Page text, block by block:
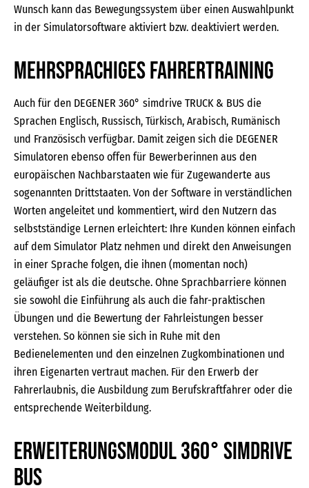
Wunsch kann das Bewegungssystem über einen Auswahlpunkt
in der Simulatorsoftware aktiviert bzw. deaktiviert werden.
Mehrsprachiges Fahrertraining
Auch für den DEGENER 360° simdrive TRUCK & BUS die
Sprachen Englisch, Russisch, Türkisch, Arabisch, Rumänisch
und Französisch verfügbar. Damit zeigen sich die DEGENER
Simulatoren ebenso offen für Bewerberinnen aus den
europäischen Nachbarstaaten wie für Zugewanderte aus
sogenannten Drittstaaten. Von der Software in verständlichen
Worten angeleitet und kommentiert, wird den Nutzern das
selbstständige Lernen erleichtert: Ihre Kunden können einfach
auf dem Simulator Platz nehmen und direkt den Anweisungen
in einer Sprache folgen, die ihnen (momentan noch)
geläufiger ist als die deutsche. Ohne Sprachbarriere können
sie sowohl die Einführung als auch die fahr-praktischen
Übungen und die Bewertung der Fahrleistungen besser
verstehen. So können sie sich in Ruhe mit den
Bedienelementen und den einzelnen Zugkombinationen und
ihren Eigenarten vertraut machen. Für den Erwerb der
Fahrerlaubnis, die Ausbildung zum Berufskraftfahrer oder die
entsprechende Weiterbildung.
Erweiterungsmodul 360° SIMDRIVE
BUS